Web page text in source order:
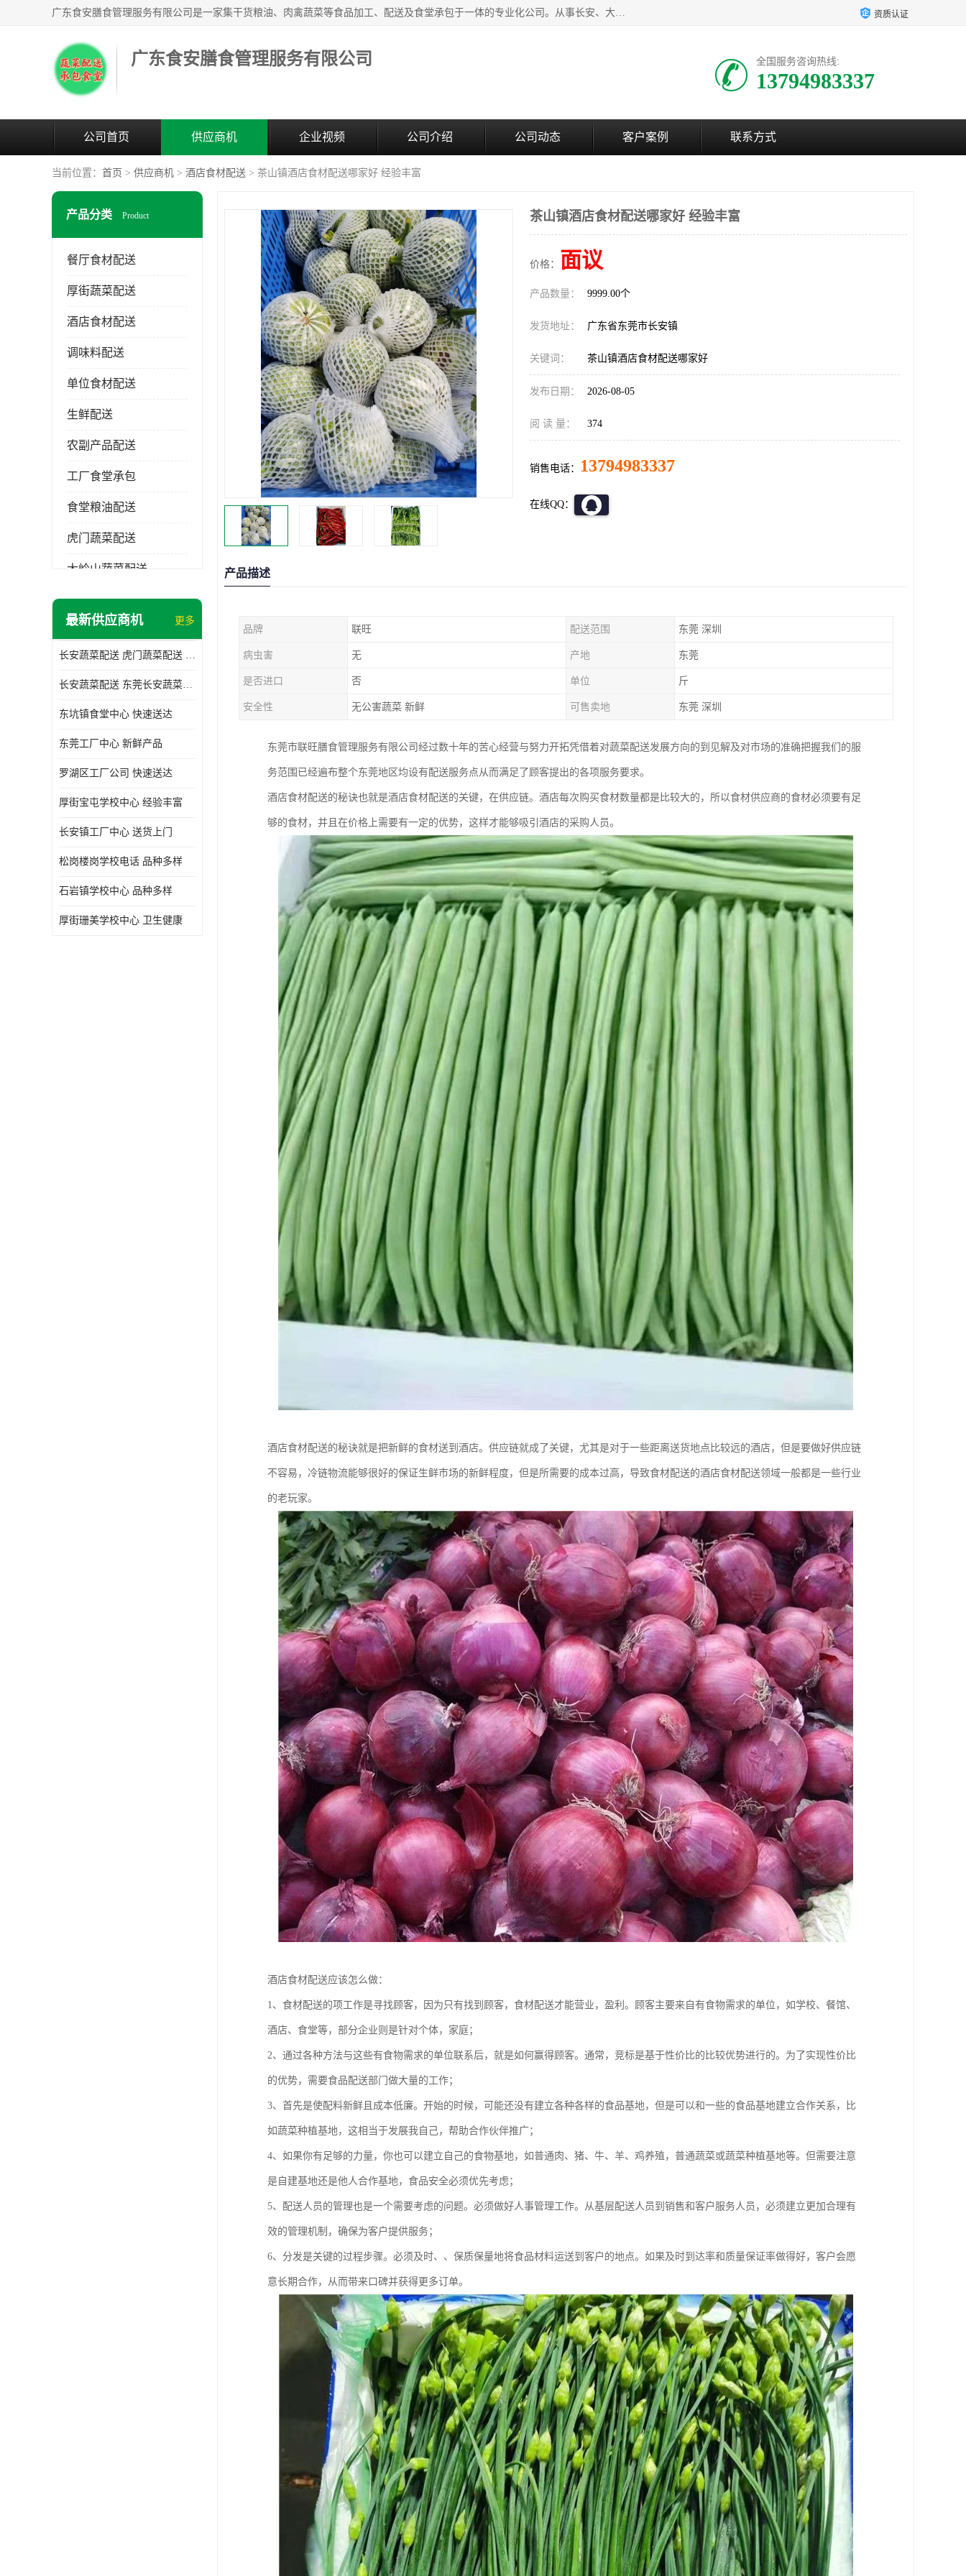
广东食安膳食管理服务有限公司是一家集干货粮油、肉禽蔬菜等食品加工、配送及食堂承包于一体的专业化公司。从事长安、大朗、大岭山、厚街、虎门等地区的蔬菜配送服务。 专业的服务队伍，以及完善的服务机制，经过多年的努力拼搏，赢得了广大客户的信赖和支持。 资质认证
广东食安膳食管理服务有限公司 全国服务咨询热线:
13794983337
公司首页 供应商机 企业视频 公司介绍 公司动态 客户案例 联系方式
当前位置： 首页 > 供应商机 > 酒店食材配送 > 茶山镇酒店食材配送哪家好 经验丰富
产品分类 Product
餐厅食材配送
厚街蔬菜配送
酒店食材配送
调味料配送
单位食材配送
生鲜配送
农副产品配送
工厂食堂承包
食堂粮油配送
虎门蔬菜配送
大岭山蔬菜配送
长安蔬菜配送
最新供应商机 更多
长安蔬菜配送 虎门蔬菜配送 厚街蔬菜配送 大朗蔬菜配送
长安蔬菜配送 东莞长安蔬菜配送哪家好
东坑镇食堂中心 快速送达
东莞工厂中心 新鲜产品
罗湖区工厂公司 快速送达
厚街宝屯学校中心 经验丰富
长安镇工厂中心 送货上门
松岗楼岗学校电话 品种多样
石岩镇学校中心 品种多样
厚街珊美学校中心 卫生健康
茶山镇酒店食材配送哪家好 经验丰富
价格： 面议
产品数量： 9999.00个
发货地址： 广东省东莞市长安镇
关键词： 茶山镇酒店食材配送哪家好
发布日期： 2026-08-05
阅 读 量： 374
销售电话： 13794983337
在线QQ：
产品描述
品牌 联旺 配送范围 东莞 深圳
病虫害 无 产地 东莞
是否进口 否 单位 斤
安全性 无公害蔬菜 新鲜 可售卖地 东莞 深圳
东莞市联旺膳食管理服务有限公司经过数十年的苦心经营与努力开拓凭借着对蔬菜配送发展方向的到见解及对市场的准确把握我们的服
务范围已经遍布整个东莞地区均设有配送服务点从而满足了顾客提出的各项服务要求。
酒店食材配送的秘诀也就是酒店食材配送的关键，在供应链。酒店每次购买食材数量都是比较大的，所以食材供应商的食材必须要有足
够的食材，并且在价格上需要有一定的优势，这样才能够吸引酒店的采购人员。
酒店食材配送的秘诀就是把新鲜的食材送到酒店。供应链就成了关键，尤其是对于一些距离送货地点比较远的酒店，但是要做好供应链
不容易，冷链物流能够很好的保证生鲜市场的新鲜程度，但是所需要的成本过高，导致食材配送的酒店食材配送领域一般都是一些行业
的老玩家。
酒店食材配送应该怎么做：
1、食材配送的项工作是寻找顾客，因为只有找到顾客，食材配送才能营业，盈利。顾客主要来自有食物需求的单位，如学校、餐馆、
酒店、食堂等，部分企业则是针对个体，家庭；
2、通过各种方法与这些有食物需求的单位联系后，就是如何赢得顾客。通常，竞标是基于性价比的比较优势进行的。为了实现性价比
的优势，需要食品配送部门做大量的工作；
3、首先是使配料新鲜且成本低廉。开始的时候，可能还没有建立各种各样的食品基地，但是可以和一些的食品基地建立合作关系，比
如蔬菜种植基地，这相当于发展我自己，帮助合作伙伴推广；
4、如果你有足够的力量，你也可以建立自己的食物基地，如普通肉、猪、牛、羊、鸡养殖，普通蔬菜或蔬菜种植基地等。但需要注意
是自建基地还是他人合作基地，食品安全必须优先考虑；
5、配送人员的管理也是一个需要考虑的问题。必须做好人事管理工作。从基层配送人员到销售和客户服务人员，必须建立更加合理有
效的管理机制，确保为客户提供服务；
6、分发是关键的过程步骤。必须及时、、保质保量地将食品材料运送到客户的地点。如果及时到达率和质量保证率做得好，客户会愿
意长期合作，从而带来口碑并获得更多订单。